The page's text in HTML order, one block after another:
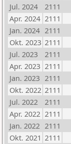
Jul. 2024
2111
Apr. 2024 2111
Jan. 2024 2111
Okt. 2023 2111
Jul. 2023
2111
Apr. 2023 2111
Jan. 2023 2111
Okt. 2022 2111
Jul. 2022
2111
Apr. 2022 2111
Jan. 2022 2111
Okt. 2021 2111